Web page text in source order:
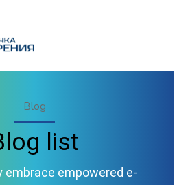
Blog
list
embrace empowered e-